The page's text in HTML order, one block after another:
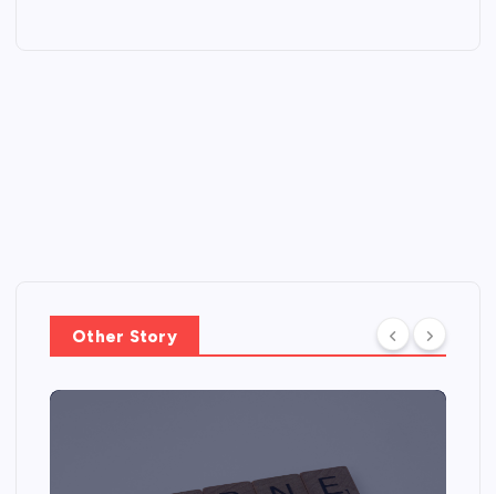
Other Story